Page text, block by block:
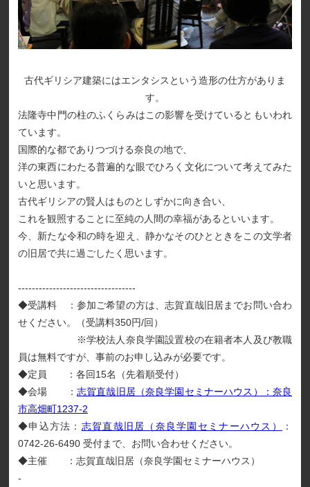
古代ギリシア建築にはエンタシスという造形の仕方がありま
す。
法隆寺中門の柱のふくらみはこの影響を受けているともいわれ
ています。
国際的な都でありつづける奈良の地で、
洋の東西にわたる普遍的な眼でひろく文化について考えてみた
いと思います。
古代ギリシアの賢人はものとしずかに向き合い、
これを観照することに至純の人間の幸福があるといいます。
今、新たな令和の時を迎え、静かなそのひとときをこの文学者
の旧居で共に過ごしたく思います。
----------------------------------
◆受講料 ：参加ご希望の方は、志賀直哉旧居までお問い合わ
せください。（受講料350円/回）
※学校法人奈良学園設置校の在籍者本人及び教職
員は無料ですが、事前のお申し込みが必要です。
◆定員 ：各回15名（先着順受付）
◆会場 ： 志賀直哉旧居（奈良学園セミナーハウス）：奈良
市高畑町1237-2
◆申込方法： 志賀直哉旧居（奈良学園セミナーハウス）
：
0742-26-6490 受付まで、お問い合わせください。
◆主催 ：志賀直哉旧居（奈良学園セミナーハウス）
-